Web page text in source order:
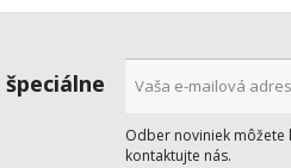
Odber noviniek môžete
kontaktujte nás.